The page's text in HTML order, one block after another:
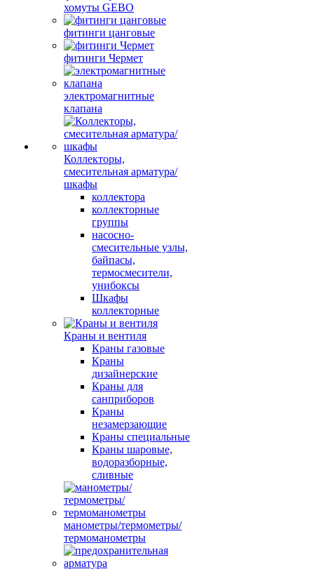
хомуты GEBO
фитинги цанговые
фитинги Чермет
электромагнитные
клапана
Коллекторы,
смесительная арматура/
шкафы
коллектора
коллекторные
группы
насосно-
смесительные узлы,
байпасы,
термосмесители,
унибоксы
Шкафы
коллекторные
Краны и вентиля
Краны газовые
Краны
дизайнерские
Краны для
санприборов
Краны
незамерзающие
Краны специальные
Краны шаровые,
водоразборные,
сливные
манометры/термометры/
термоманометры